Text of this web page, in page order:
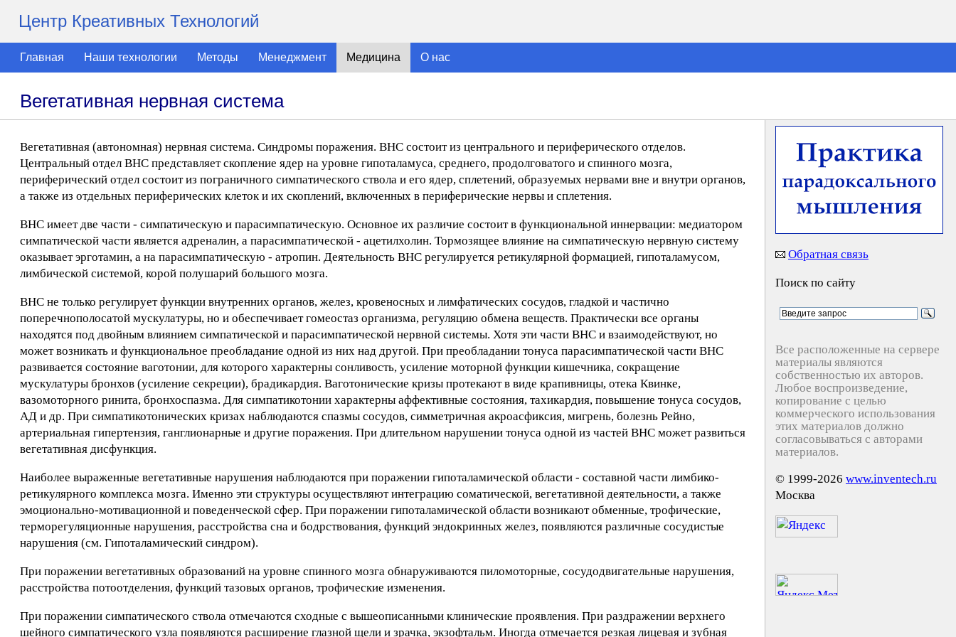
Центр Креативных Технологий
Главная Наши технологии Методы Менеджмент Медицина О нас
Вегетативная нервная система
Вегетативная (автономная) нервная система. Синдромы поражения. ВНС состоит из центрального и периферического отделов.
Центральный отдел ВНС представляет скопление ядер на уровне гипоталамуса, среднего, продолговатого и спинного мозга,
периферический отдел состоит из пограничного симпатического ствола и его ядер, сплетений, образуемых нервами вне и внутри органов,
а также из отдельных периферических клеток и их скоплений, включенных в периферические нервы и сплетения.
ВНС имеет две части - симпатическую и парасимпатическую. Основное их различие состоит в функциональной иннервации: медиатором
симпатической части является адреналин, а парасимпатической - ацетилхолин. Тормозящее влияние на симпатическую нервную систему
оказывает эрготамин, а на парасимпатическую - атропин. Деятельность ВНС регулируется ретикулярной формацией, гипоталамусом,
лимбической системой, корой полушарий большого мозга.
ВНС не только регулирует функции внутренних органов, желез, кровеносных и лимфатических сосудов, гладкой и частично
поперечнополосатой мускулатуры, но и обеспечивает гомеостаз организма, регуляцию обмена веществ. Практически все органы
находятся под двойным влиянием симпатической и парасимпатической нервной системы. Хотя эти части ВНС и взаимодействуют, но
может возникать и функциональное преобладание одной из них над другой. При преобладании тонуса парасимпатической части ВНС
развивается состояние ваготонии, для которого характерны сонливость, усиление моторной функции кишечника, сокращение
мускулатуры бронхов (усиление секреции), брадикардия. Ваготонические кризы протекают в виде крапивницы, отека Квинке,
вазомоторного ринита, бронхоспазма. Для симпатикотонии характерны аффективные состояния, тахикардия, повышение тонуса сосудов,
АД и др. При симпатикотонических кризах наблюдаются спазмы сосудов, симметричная акроасфиксия, мигрень, болезнь Рейно,
артериальная гипертензия, ганглионарные и другие поражения. При длительном нарушении тонуса одной из частей ВНС может развиться
вегетативная дисфункция.
Наиболее выраженные вегетативные нарушения наблюдаются при поражении гипоталамической области - составной части лимбико-
ретикулярного комплекса мозга. Именно эти структуры осуществляют интеграцию соматической, вегетативной деятельности, а также
эмоционально-мотивационной и поведенческой сфер. При поражении гипоталамической области возникают обменные, трофические,
терморегуляционные нарушения, расстройства сна и бодрствования, функций эндокринных желез, появляются различные сосудистые
нарушения (см. Гипоталамический синдром).
При поражении вегетативных образований на уровне спинного мозга обнаруживаются пиломоторные, сосудодвигательные нарушения,
расстройства потоотделения, функций тазовых органов, трофические изменения.
При поражении симпатического ствола отмечаются сходные с вышеописанными клинические проявления. При раздражении верхнего
шейного симпатического узла появляются расширение глазной щели и зрачка, экзофтальм. Иногда отмечается резкая лицевая и зубная
Обратная связь
Поиск по сайту
Все расположенные на сервере
материалы являются
собственностью их авторов.
Любое воспроизведение,
копирование с целью
коммерческого использования
этих материалов должно
согласовываться с авторами
материалов.
© 1999-2026 www.inventech.ru
Москва